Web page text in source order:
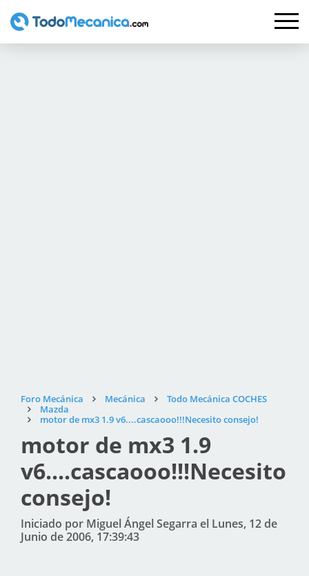
Foro Mecánica Mecánica
Todo Mecánica COCHES
Mazda
motor de mx3 1.9 v6....cascaooo!!!Necesito consejo!
motor de mx3 1.9
v6....cascaooo!!!Necesito
consejo!
Iniciado por Miguel Ángel Segarra el Lunes, 12 de
Junio de 2006, 17:39:43